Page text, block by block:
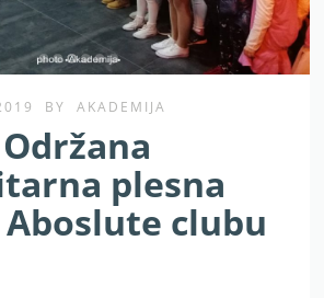
BY AKADEMIJA
plesna
clubu